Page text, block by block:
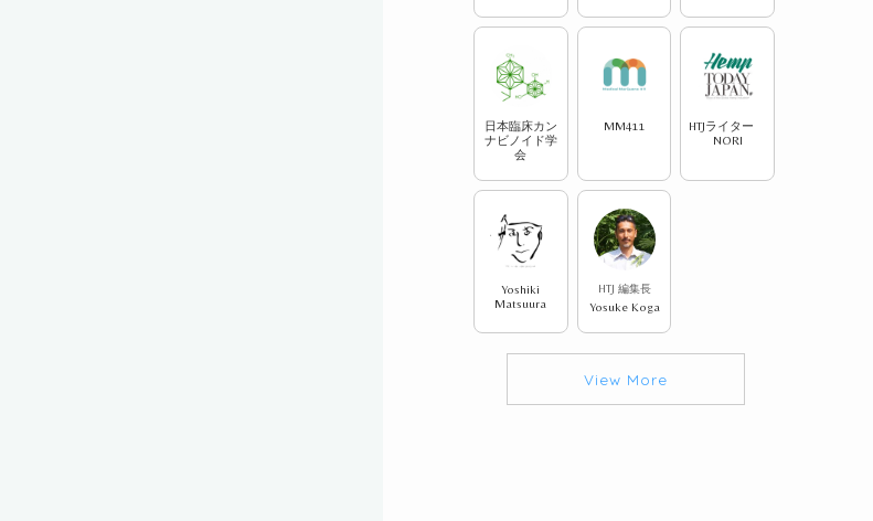
日本臨床カン
ナビノイド学
会
MM411
HTJライター
NORI
Yoshiki
Matsuura
HTJ 編集長
Yosuke Koga
View More